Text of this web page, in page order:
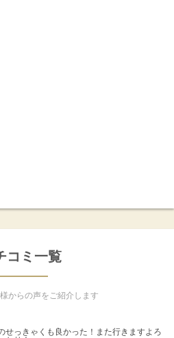
コミ一覧
からの声をご紹介します
せっきゃくも良かった！また行きますよろ